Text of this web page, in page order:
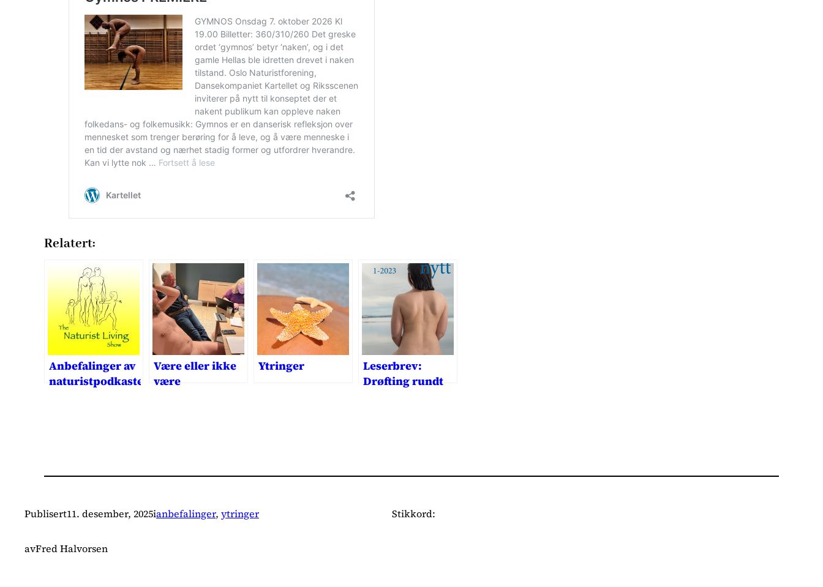
Relatert:
Anbefalinger av
naturistpodkaster
Være eller ikke
være
Ytringer
Leserbrev:
Drøfting rundt
Publisert11. desember, 2025ianbefalinger, ytringer
avFred Halvorsen
Stikkord: